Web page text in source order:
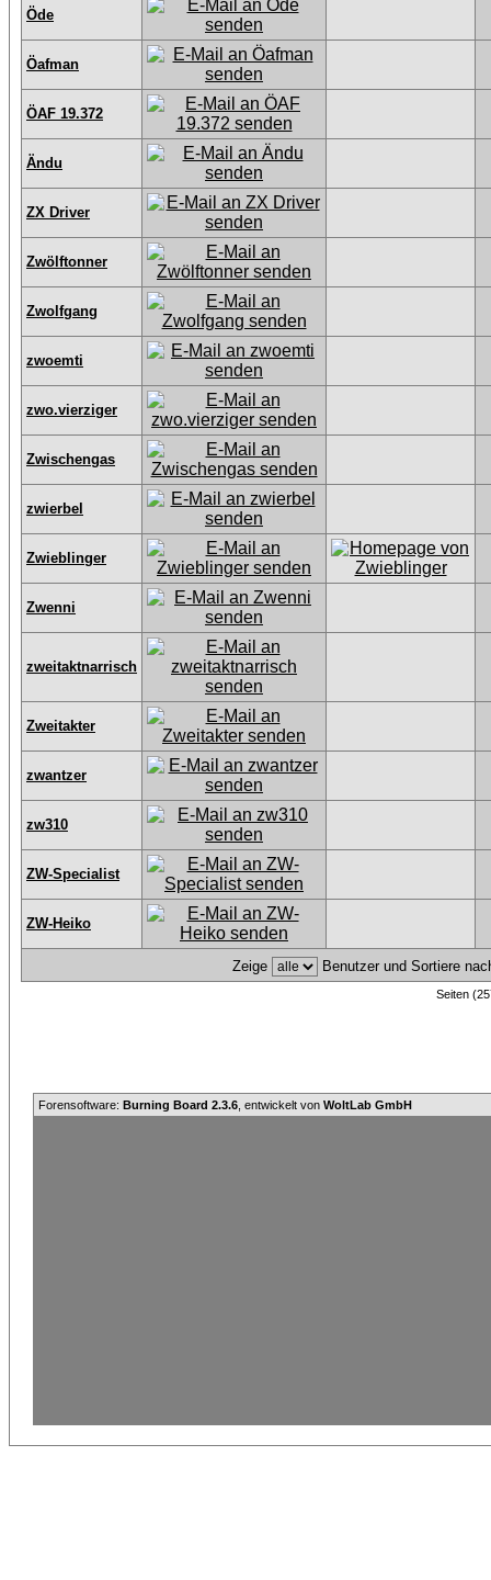
Öde
Öafman
ÖAF 19.372
Ändu
ZX Driver
Zwölftonner
Zwolfgang
zwoemti
zwo.vierziger
Zwischengas
zwierbel
Zwieblinger
Zwenni
zweitaktnarrisch
Zweitakter
zwantzer
zw310
ZW-Specialist
ZW-Heiko
Zeige Benutzer und Sortiere
Seiten
Forensoftware: Burning Board 2.3.6 , entwickelt von WoltLab GmbH